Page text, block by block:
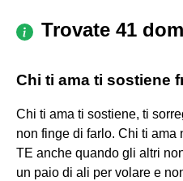
Trovate 41
Chi ti ama ti sostiene
Chi ti ama ti sostiene, ti
non finge di farlo. Chi ti ama
TE anche quando gli altri
un paio di ali per volare e